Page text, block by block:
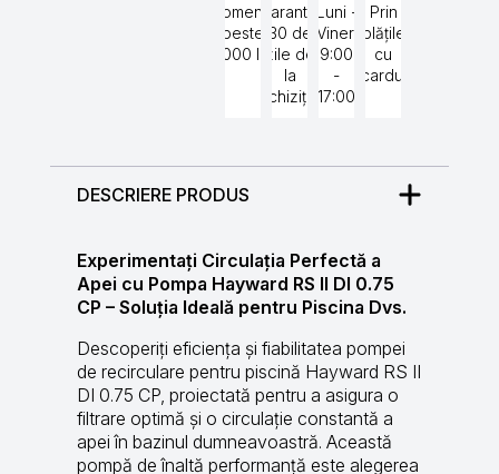
Comenzi
peste
5000 lei
Garantat
30 de
zile de
la
achiziție
Luni -
Vineri
9:00
-
17:00
Prin
plățile
cu
cardul
DESCRIERE PRODUS
Experimentați Circulația Perfectă a
Apei cu Pompa Hayward RS II DI 0.75
CP – Soluția Ideală pentru Piscina Dvs.
Descoperiți eficiența și fiabilitatea pompei
de recirculare pentru piscină Hayward RS II
DI 0.75 CP, proiectată pentru a asigura o
filtrare optimă și o circulație constantă a
apei în bazinul dumneavoastră. Această
pompă de înaltă performanță este alegerea